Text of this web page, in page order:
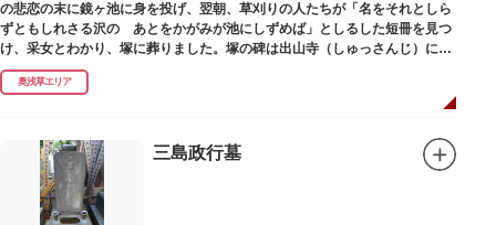
の悲恋の末に鏡ヶ池に身を投げ、翌朝、草刈りの人たちが「名をそれとしら
ずともしれさる沢の あとをかがみが池にしずめば」としるした短冊を見つ
け、采女とわかり、塚に葬りました。塚の碑は出山寺（しゅっさんじ）にあ
ります。
奥浅草エリア
三島政行墓